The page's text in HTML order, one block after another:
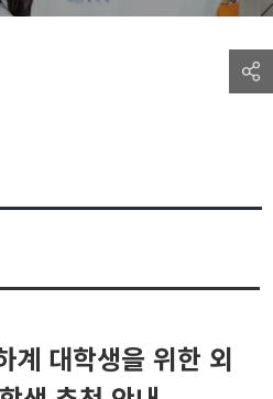
대학생을 위한 외